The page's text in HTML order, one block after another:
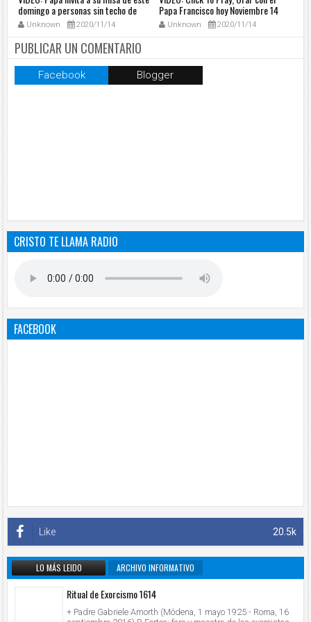
domingo a personas sin techo de
RomaUnknown 2020/11/14
Papa Francisco hoy Noviembre 14
2020 - Tele VID
Unknown 2020/11/14
PUBLICAR UN COMENTARIO
Facebook Blogger
CRISTO TE LLAMA RADIO
FACEBOOK
20.5k
Like
LO MÁS LEIDO ARCHIVO INFORMATIVO
Ritual de Exorcismo 1614
+ Padre Gabriele Amorth (Módena, 1 mayo 1925 - Roma, 16